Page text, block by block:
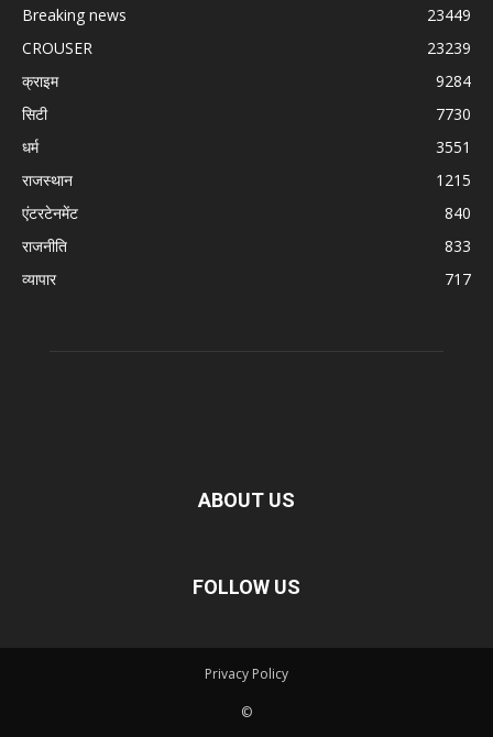
Breaking news
23449
CROUSER
23239
क्राइम
9284
सिटी
7730
धर्म
3551
राजस्थान
1215
एंटरटेनमेंट
840
राजनीति
833
व्यापार
717
ABOUT US
FOLLOW US
Privacy Policy
©